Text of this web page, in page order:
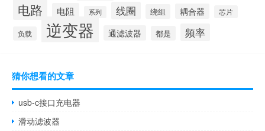
电路 电阻 系列 线圈 绕组 耦合器 芯片
负载 逆变器 通滤波器 都是 频率
猜你想看的文章
usb-c接口充电器
滑动滤波器